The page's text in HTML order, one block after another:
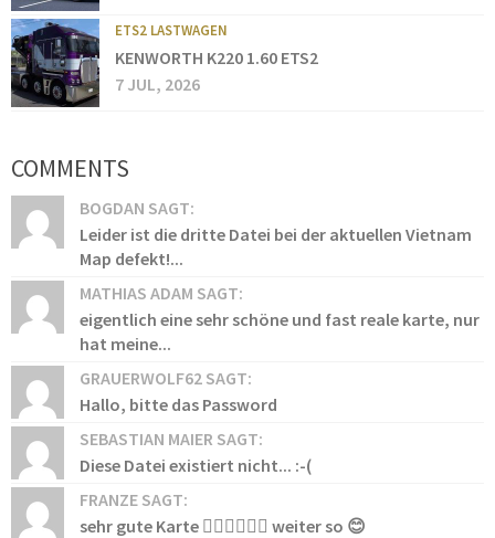
ETS2 LASTWAGEN
KENWORTH K220 1.60 ETS2
7 JUL, 2026
COMMENTS
BOGDAN SAGT:
Leider ist die dritte Datei bei der aktuellen Vietnam
Map defekt!...
MATHIAS ADAM SAGT:
eigentlich eine sehr schöne und fast reale karte, nur
hat meine...
GRAUERWOLF62 SAGT:
Hallo, bitte das Password
SEBASTIAN MAIER SAGT:
Diese Datei existiert nicht... :-(
FRANZE SAGT:
sehr gute Karte 👍🏻👍🏻👍🏻 weiter so 😊